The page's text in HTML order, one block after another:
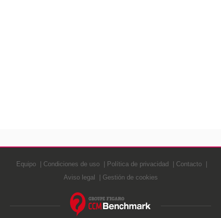
Equipo Condiciones de uso Política de privacidad
Contacto
Aviso legal
Gestión de cookies